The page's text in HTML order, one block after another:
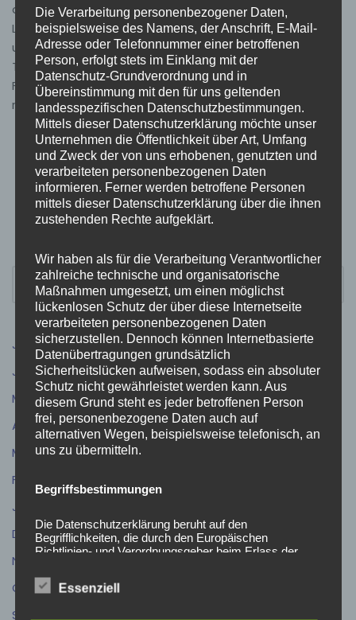
dieser Übung wurden in allen Fahrzeugen die
Ladehalterungen auf digitale Handfunkgeräte
umgerüstet. Des Weiteren wurde die Pumpe des
Tanklöschfahrzeugs (TLF) überprüft und einem
Funktionstest unterzogen. Dabei konnten alle
relevanten Komponenten…Weiterlesen »
Juli 2026(9)
Juni 2026(5)
Mai 2026(4)
April 2026(5)
März 2026(3)
Februar 2026
Januar 2026
Dezember 2025(5)
November 2025
Oktober 2025(6)
September 2025
Die Verarbeitung personenbezogener Daten,
beispielsweise des Namens, der Anschrift, E-Mail-
Adresse oder Telefonnummer einer betroffenen
Person, erfolgt stets im Einklang mit der
Datenschutz-Grundverordnung und in
Übereinstimmung mit den für uns geltenden
landesspezifischen Datenschutzbestimmungen.
Mittels dieser Datenschutzerklärung möchte unser
Unternehmen die Öffentlichkeit über Art, Umfang
und Zweck der von uns erhobenen, genutzten und
verarbeiteten personenbezogenen Daten
informieren. Ferner werden betroffene Personen
mittels dieser Datenschutzerklärung über die ihnen
zustehenden Rechte aufgeklärt.
Wir haben als für die Verarbeitung Verantwortlicher
zahlreiche technische und organisatorische
Maßnahmen umgesetzt, um einen möglichst
lückenlosen Schutz der über diese Internetseite
verarbeiteten personenbezogenen Daten
sicherzustellen. Dennoch können Internetbasierte
Datenübertragungen grundsätzlich
Sicherheitslücken aufweisen, sodass ein absoluter
Schutz nicht gewährleistet werden kann. Aus
diesem Grund steht es jeder betroffenen Person
frei, personenbezogene Daten auch auf
alternativen Wegen, beispielsweise telefonisch, an
uns zu übermitteln.
Begriffsbestimmungen
Die Datenschutzerklärung beruht auf den
Begrifflichkeiten, die durch den Europäischen
Richtlinien- und Verordnungsgeber beim Erlass der
wurden. Unsere Datenschutzerklärung soll sowohl für
die Öffentlichkeit als auch für unsere Kunden und
Essenziell